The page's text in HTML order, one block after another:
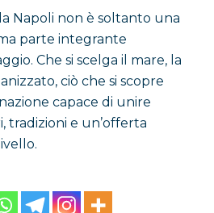
Napoli non è soltanto una
parte integrante
Che si scelga il mare, la
ciò che si scopre
capace di unire
tradizioni e un’offerta